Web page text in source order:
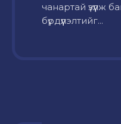
чанартай үзүүлж
бүрдүүлэлтийг...